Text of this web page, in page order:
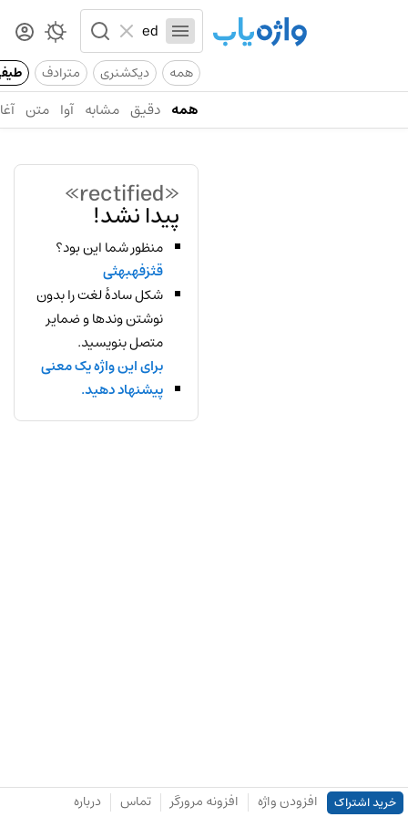
همه دیکشنری مترادف
همه دقیق مشابه آوا متن
«rectified»
پیدا نشد!
منظور شما این بود؟
قثزفهبهثی
شکل سادهٔ لغت را بدون
نوشتن وندها و ضمایر
متصل بنویسید.
برای این واژه یک معنی
پیشنهاد دهید.
خرید اشتراک افزودن واژه افزونه مرورگر تماس درباره